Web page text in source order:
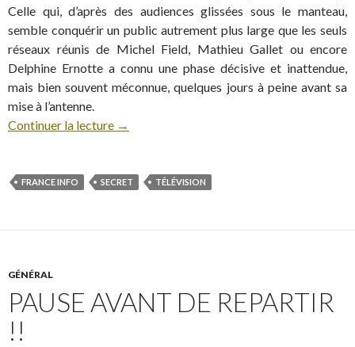
Celle qui, d’après des audiences glissées sous le manteau,
semble conquérir un public autrement plus large que les seuls
réseaux réunis de Michel Field, Mathieu Gallet ou encore
Delphine Ernotte a connu une phase décisive et inattendue,
mais bien souvent méconnue, quelques jours à peine avant sa
mise à l’antenne.
Continuer la lecture →
FRANCE INFO SECRET TÉLÉVISION
GÉNÉRAL
PAUSE AVANT DE REPARTIR
!!